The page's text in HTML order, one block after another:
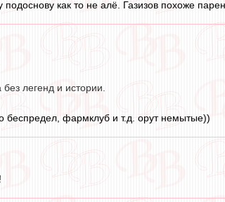
как то не алё. Газизов похоже
легенд и истории.
беспредел, фармклуб и т.д. орут немытые))